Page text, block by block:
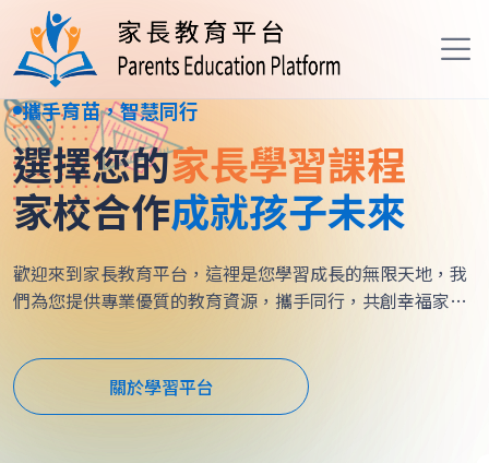
攜手育苗，智慧同行
選擇您的家長學習課程
家校合作成就孩子未來
歡迎來到家長教育平台，這裡是您學習成長的無限天地，我
們為您提供專業優質的教育資源，攜手同行，共創幸福家
關於學習平台